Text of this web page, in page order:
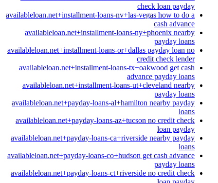
check loan payday
availableloan.net+installment-loans-nv+las-vegas how to do a
cash advance
availableloan.net+installment-loans-ny+phoenix nearby
payday loans
availableloan.net+installment-loans-or+dallas payday loan no
credit check lender
availableloan.net+installment-loans-tx+oakwood get cash
advance payday loans
availableloan.net+installment-loans-ut+cleveland nearby
payday loans
availableloan.net+payday-loans-al+hamilton nearby payday
loans
availableloan.net+payday-loans-az+tucson no credit check
loan payday
availableloan.net+payday-loans-ca+riverside nearby payday
loans
availableloan.net+payday-loans-co+hudson get cash advance
payday loans
availableloan.net+payday-loans-ct+riverside no credit check